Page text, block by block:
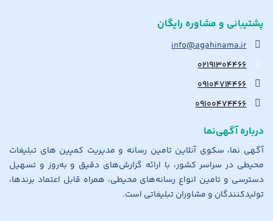
پشتیبانی و مشاوره رایگان
info@agahinama.ir
۰۲۱۹۱۳۰۴۴۶۶
۰۹۱۰۴۷۱۴۴۶۶
۰۹۱۰۰۴۷۴۴۶۶
درباره آگهی‌نما
آگهی نما، سکوی آنلاین تامین رسانه و مدیریت کمپین های تبلیغات
محیطی در سراسر کشور، با ارائه گزارش‌های دقیق و به‌روز و تسهیل
دسترسی و تامین انواع رسانه‌های محیطی، همراه قابل اعتماد برندها،
تولیدکنندگان و مشاوران تبلیغاتی است.